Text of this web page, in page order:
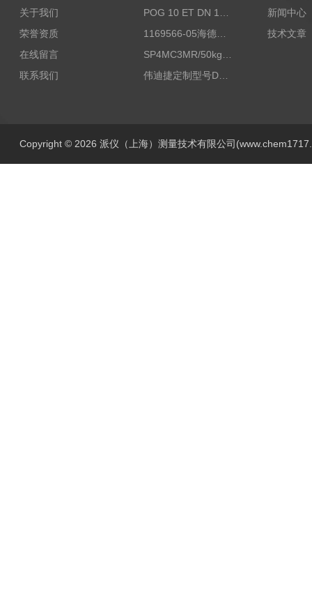
关于我们
荣誉资质
在线留言
联系我们
1169566-05海德汉西门子编码器现货
伟迪捷定制型号DHM506-5000-002
新闻中心
技术文章
Copyright © 2026 派仪（上海）测量技术有限公司